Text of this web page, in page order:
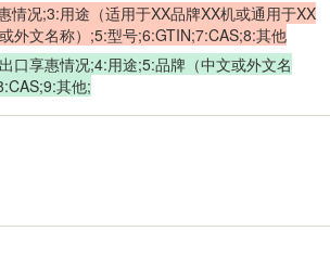
情况;3:用途（适用于XX品牌XX机或通用于XX
外文名称）;5:型号;6:GTIN;7:CAS;8:其他
口享惠情况;4:用途;5:品牌（中文或外文名
其他;